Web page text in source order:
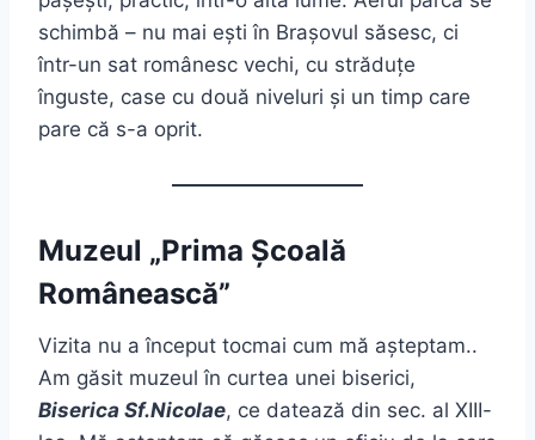
schimbă – nu mai ești în Brașovul săsesc, ci
într-un sat românesc vechi, cu străduțe
înguste, case cu două niveluri și un timp care
pare că s-a oprit.
Muzeul „Prima Școală
Românească”
Vizita nu a început tocmai cum mă așteptam..
Am găsit muzeul în curtea unei biserici,
Biserica Sf.Nicolae, ce datează din sec. al XIII-